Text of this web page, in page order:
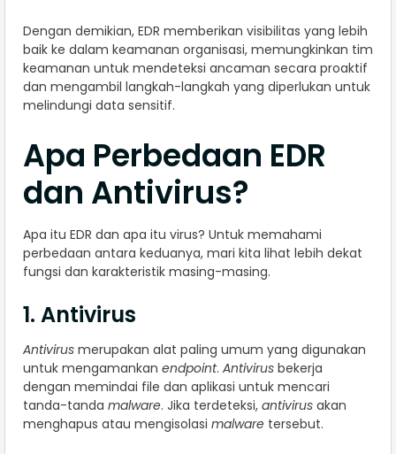
Dengan demikian, EDR memberikan visibilitas yang lebih
baik ke dalam keamanan organisasi, memungkinkan tim
keamanan untuk mendeteksi ancaman secara proaktif
dan mengambil langkah-langkah yang diperlukan untuk
melindungi data sensitif.
Apa Perbedaan EDR
dan Antivirus?
Apa itu EDR dan apa itu virus? Untuk memahami
perbedaan antara keduanya, mari kita lihat lebih dekat
fungsi dan karakteristik masing-masing.
1. Antivirus
Antivirus merupakan alat paling umum yang digunakan
untuk mengamankan endpoint. Antivirus bekerja
dengan memindai file dan aplikasi untuk mencari
tanda-tanda malware. Jika terdeteksi, antivirus akan
menghapus atau mengisolasi malware tersebut.